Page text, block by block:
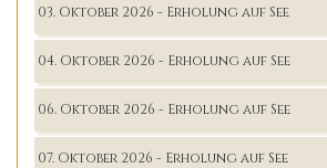
03. Oktober 2026 - Erholung auf See
04. Oktober 2026 - Erholung auf See
06. Oktober 2026 - Erholung auf See
07. Oktober 2026 - Erholung auf See